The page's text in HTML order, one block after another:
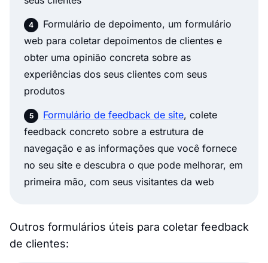
Formulário de depoimento, um formulário
web para coletar depoimentos de clientes e
obter uma opinião concreta sobre as
experiências dos seus clientes com seus
produtos
Formulário de feedback de site, colete
feedback concreto sobre a estrutura de
navegação e as informações que você fornece
no seu site e descubra o que pode melhorar, em
primeira mão, com seus visitantes da web
Outros formulários úteis para coletar feedback
de clientes: